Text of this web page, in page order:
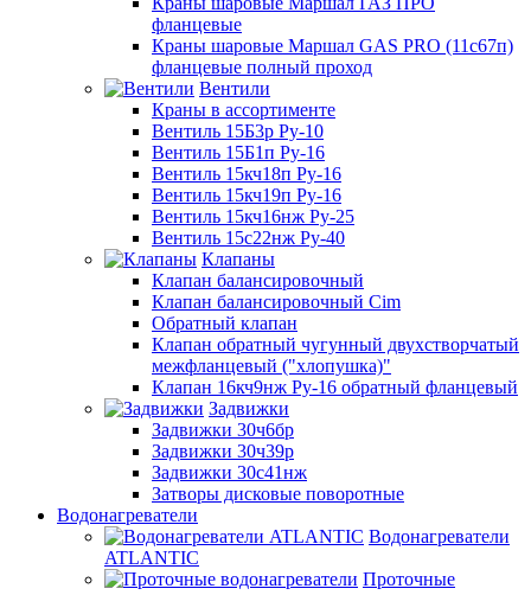
фланцевые
Краны шаровые Маршал GAS PRO (11с67п)
фланцевые полный проход
Вентили
Краны в ассортименте
Вентиль 15Б3р Ру-10
Вентиль 15Б1п Ру-16
Вентиль 15кч18п Ру-16
Вентиль 15кч19п Ру-16
Вентиль 15кч16нж Ру-25
Вентиль 15с22нж Ру-40
Клапаны
Клапан балансировочный
Клапан балансировочный Cim
Обратный клапан
Клапан обратный чугунный двухстворчатый
межфланцевый ("хлопушка)"
Клапан 16кч9нж Ру-16 обратный фланцевый
Задвижки
Задвижки 30ч6бр
Задвижки 30ч39р
Задвижки 30с41нж
Затворы дисковые поворотные
Водонагреватели
Водонагреватели
ATLANTIC
Проточные